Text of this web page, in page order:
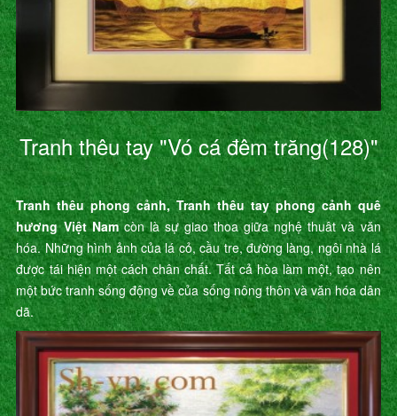
Tranh thêu tay "Vó cá đêm trăng(128)"
Tranh thêu phong cảnh, Tranh thêu tay phong cảnh quê
hương Việt Namcòn là sự giao thoa giữa nghệ thuât và văn
hóa. Những hình ảnh của lá cỏ, cầu tre, đường làng, ngôi nhà lá
được tái hiện một cách chân chất. Tất cả hòa làm một, tạo nên
một bức tranh sống động về của sống nông thôn và văn hóa dân
dã.